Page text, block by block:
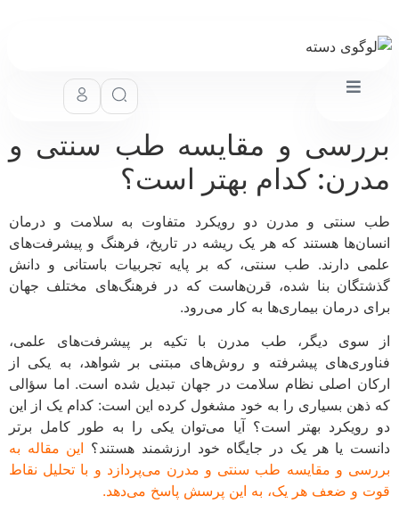
و مقایسه طب سنتی و
کدام بهتر است؟
سنتی و مدرن دو رویکرد متفاوت به سلامت و درمان
هستند که هر یک ریشه در تاریخ، فرهنگ و پیشرفت‌های
دارند. طب سنتی، که بر پایه تجربیات باستانی و دانش
بنا شده، قرن‌هاست که در فرهنگ‌های مختلف جهان
درمان بیماری‌ها به کار می‌رود.
سوی دیگر، طب مدرن با تکیه بر پیشرفت‌های علمی،
پیشرفته و روش‌های مبتنی بر شواهد، به یکی از
اصلی نظام سلامت در جهان تبدیل شده است. اما سؤالی
بسیاری را به خود مشغول کرده این است: کدام یک از این
بهتر است؟ آیا می‌توان یکی را به طور کامل برتر
یا هر یک در جایگاه خود ارزشمند هستند؟این مقاله به
و مقایسه طب سنتی و مدرن می‌پردازد و با تحلیل نقاط
و ضعف هر یک، به این پرسش پاسخ می‌دهد.